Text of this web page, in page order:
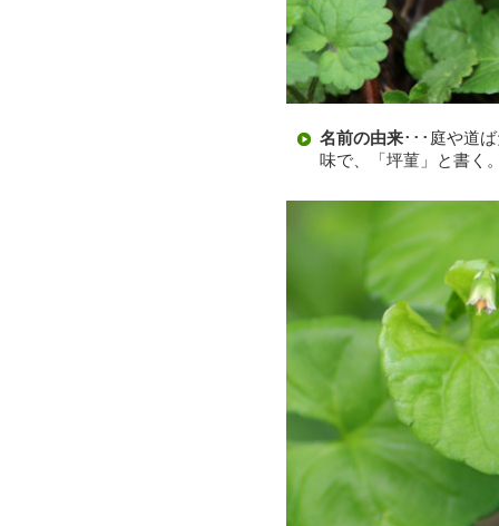
名前の由来･･･庭や道
味で、「坪菫」と書く